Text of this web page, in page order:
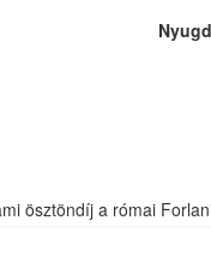
ösztöndíj a római